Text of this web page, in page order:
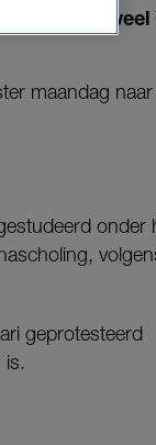
veel
maandag
onder
geprotesteerd
is.